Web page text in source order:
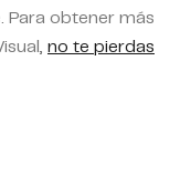
Para obtener más
no te pierdas